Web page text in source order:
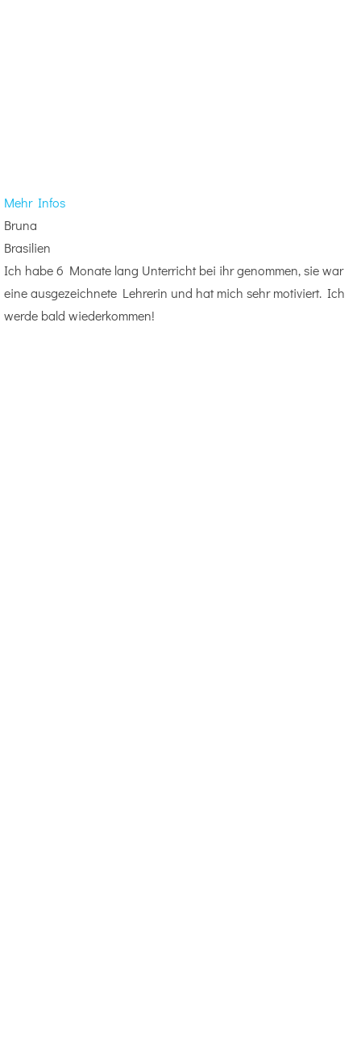
Mehr Infos
Bruna
Brasilien
Ich habe 6 Monate lang Unterricht bei ihr genommen, sie war
eine ausgezeichnete Lehrerin und hat mich sehr motiviert. Ich
werde bald wiederkommen!